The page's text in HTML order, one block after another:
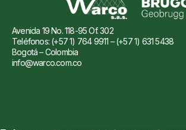
Avenida 19 No. 118-95 Of. 302
Teléfonos: (+57 1) 764 9911 – (+57 1) 631 5438
Bogotá – Colombia
info@warco.com.co